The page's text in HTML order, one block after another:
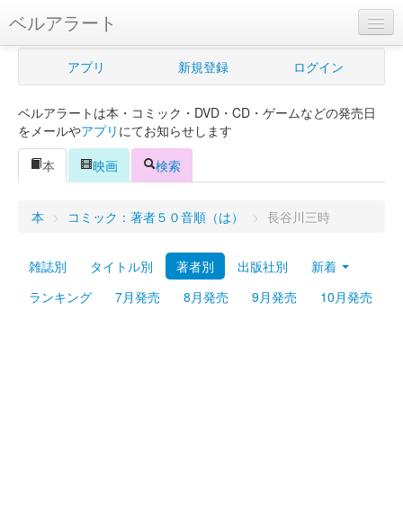
ベルアラート
ベルアラートとは
新規登録
ログイン
Myシェルフ
プレミアム
アプリ 新規登録 ログイン
ベルアラートは本・コミック・DVD・CD・ゲームなどの発売日
をメールやアプリ にてお知らせします
本
映画 検索
本 > コミック：著者５０音順（は） > 長谷川三時
雑誌別 タイトル別 著者別 出版社別
新着
ランキング
7月発売 8月発売 9月発売 10月発売